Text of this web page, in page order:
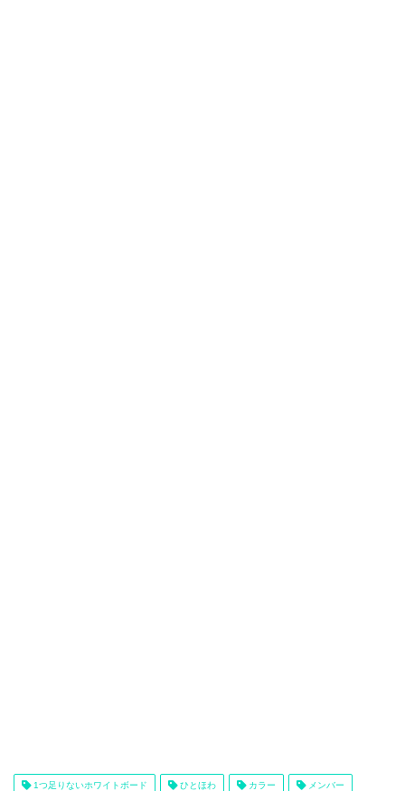
1つ足りないホワイトボード ひとほわ カラー メンバー